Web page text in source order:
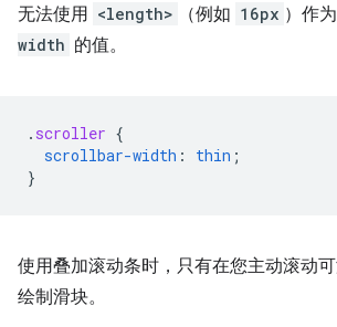
无法使用 <length> （例如 16px ）作为
width 的值。
. scroller {
scrollbar-width : thin ;
}
使用叠加滚动条时，只有在您主动滚动
绘制滑块。